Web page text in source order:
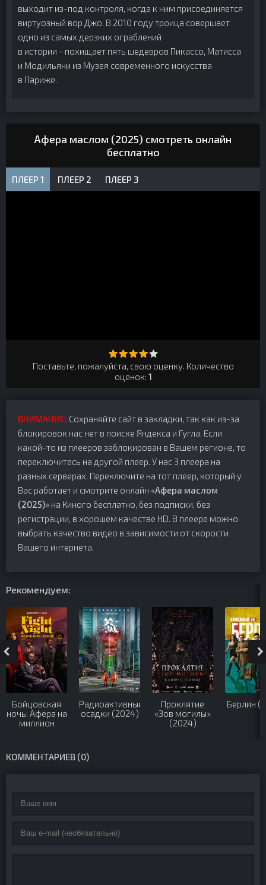
выходит из-под контроля, когда к ним присоединяется
виртуозный вор Джо. В 2010 году троица совершает
одно из самых дерзких ограблений
в истории - похищает пять шедевров Пикассо, Матисса
и Модильяни из Музея современного искусства
в Париже.
Афера маслом (2025) смотреть онлайн
бесплатно
ПЛЕЕР 1 ПЛЕЕР 2 ПЛЕЕР 3
Поставьте, пожалуйста, свою оценку. Количество
оценок: 1
ВНИМАНИЕ: Сохраняйте сайт в закладки, так как из-за
блокировок нас нет в поиске Яндекса и Гугла. Если
какой-то из плееров заблокирован в Вашем регионе, то
переключитесь на другой плеер. У нас 3 плеера на
разных серверах. Переключите на тот плеер, который у
Вас работает и смотрите онлайн «Афера маслом
(2025)» на Киного бесплатно, без подписки, без
регистрации, в хорошем качестве HD. В плеере можно
выбрать качество видео в зависимости от скорости
Вашего интернета.
Рекомендуем:
Бойцовская
ночь: Афера на
миллион
Радиоактивные
осадки (2024)
Проклятие
«Зов могилы»
(2024)
Берлин
КОММЕНТАРИЕВ (0)